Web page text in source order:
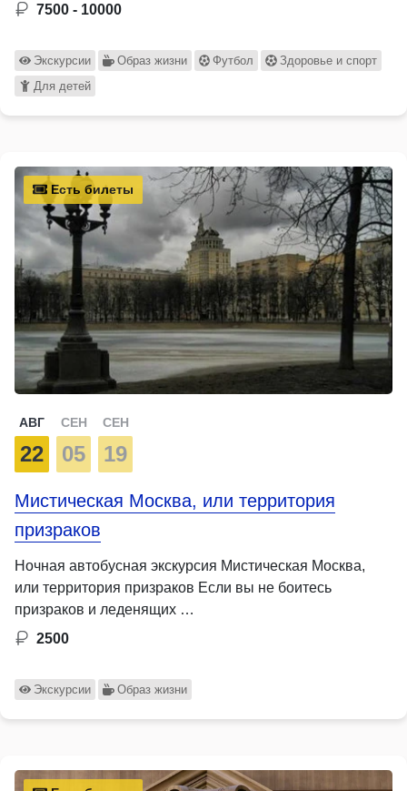
7500 - 10000
Экскурсии Образ жизни Футбол
Здоровье и спорт
Для детей
Есть билеты
АВГ
22
СЕН
05
СЕН
19
Мистическая Москва, или территория
призраков
Ночная автобусная экскурсия Мистическая Москва,
или территория призраков Если вы не боитесь
призраков и леденящих …
2500
Экскурсии Образ жизни